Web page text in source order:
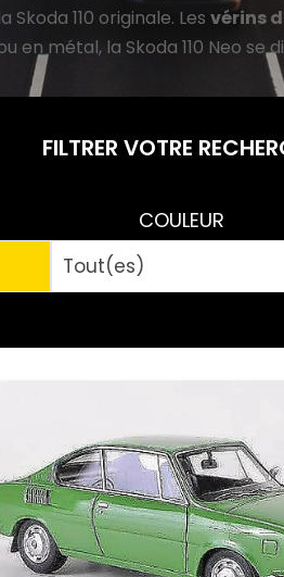
110 originale. Lesvérins
métal, la Skoda 110 Neo se
FILTRER VOTRE
COULEUR